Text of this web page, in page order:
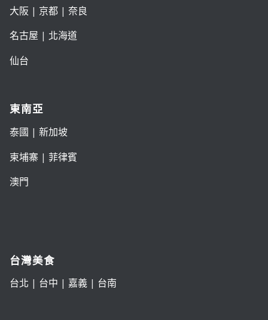
大阪 | 京都| 奈良
名古屋 | 北海道
仙台
東南亞
泰國 | 新加坡
柬埔寨 | 菲律賓
澳門
台灣美食
台北 | 台中 | 嘉義| 台南